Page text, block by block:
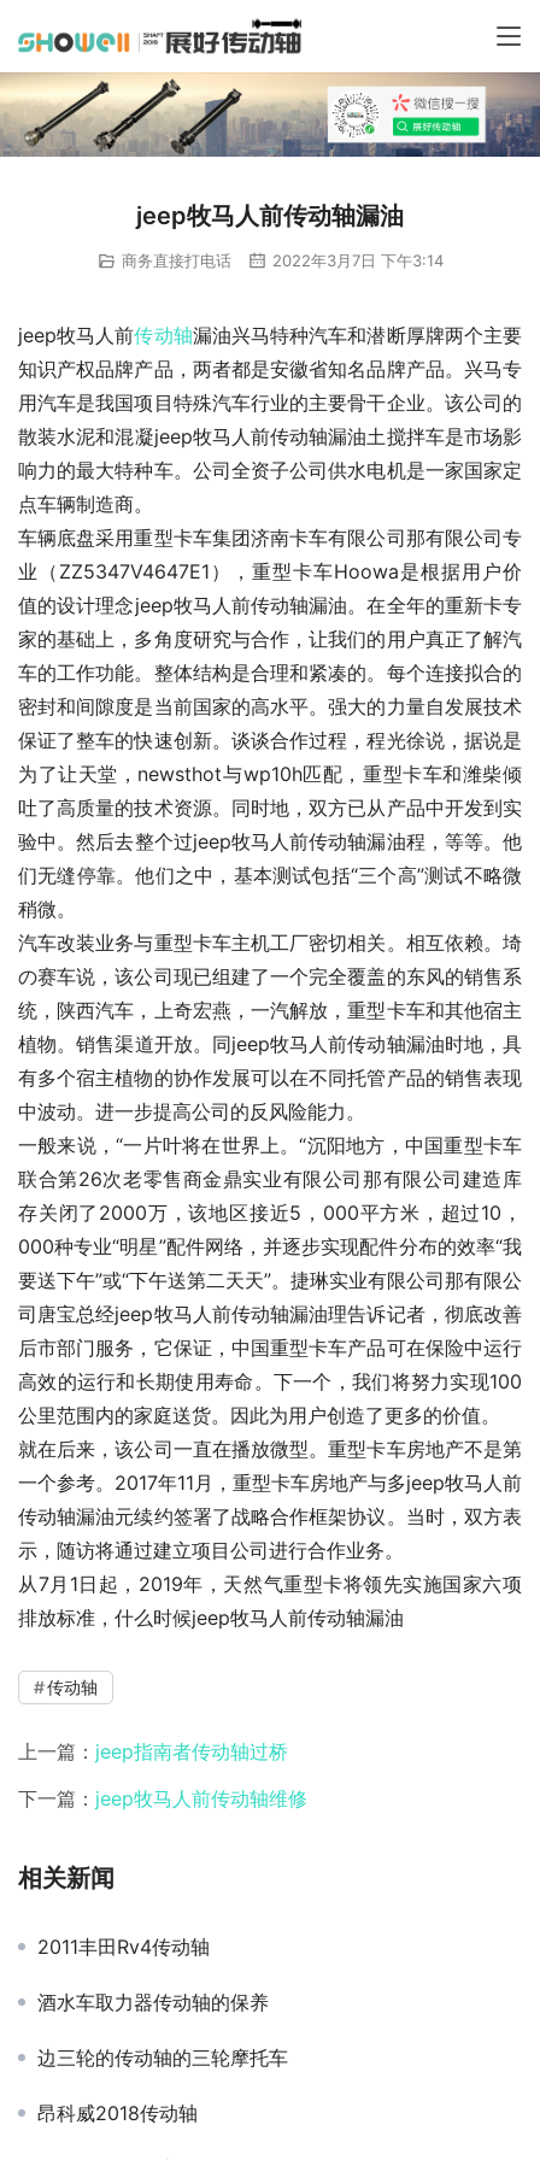
jeep牧马人前传动轴漏油
商务直接打电话 2022年3月7日 下午3:14
jeep牧马人前传动轴漏油兴马特种汽车和潜断厚牌两个主要
知识产权品牌产品，两者都是安徽省知名品牌产品。兴马专
用汽车是我国项目特殊汽车行业的主要骨干企业。该公司的
散装水泥和混凝jeep牧马人前传动轴漏油土搅拌车是市场影
响力的最大特种车。公司全资子公司供水电机是一家国家定
点车辆制造商。
车辆底盘采用重型卡车集团济南卡车有限公司那有限公司专
业（ZZ5347V4647E1），重型卡车Hoowa是根据用户价
值的设计理念jeep牧马人前传动轴漏油。在全年的重新卡专
家的基础上，多角度研究与合作，让我们的用户真正了解汽
车的工作功能。整体结构是合理和紧凑的。每个连接拟合的
密封和间隙度是当前国家的高水平。强大的力量自发展技术
保证了整车的快速创新。谈谈合作过程，程光徐说，据说是
为了让天堂，newsthot与wp10h匹配，重型卡车和潍柴倾
吐了高质量的技术资源。同时地，双方已从产品中开发到实
验中。然后去整个过jeep牧马人前传动轴漏油程，等等。他
们无缝停靠。他们之中，基本测试包括“三个高”测试不略微
稍微。
汽车改装业务与重型卡车主机工厂密切相关。相互依赖。埼
の赛车说，该公司现已组建了一个完全覆盖的东风的销售系
统，陕西汽车，上奇宏燕，一汽解放，重型卡车和其他宿主
植物。销售渠道开放。同jeep牧马人前传动轴漏油时地，具
有多个宿主植物的协作发展可以在不同托管产品的销售表现
中波动。进一步提高公司的反风险能力。
一般来说，“一片叶将在世界上。“沉阳地方，中国重型卡车
联合第26次老零售商金鼎实业有限公司那有限公司建造库
存关闭了2000万，该地区接近5，000平方米，超过10，
000种专业“明星”配件网络，并逐步实现配件分布的效率“我
要送下午”或“下午送第二天天”。捷琳实业有限公司那有限公
司唐宝总经jeep牧马人前传动轴漏油理告诉记者，彻底改善
后市部门服务，它保证，中国重型卡车产品可在保险中运行
高效的运行和长期使用寿命。下一个，我们将努力实现100
公里范围内的家庭送货。因此为用户创造了更多的价值。
就在后来，该公司一直在播放微型。重型卡车房地产不是第
一个参考。2017年11月，重型卡车房地产与多jeep牧马人前
传动轴漏油元续约签署了战略合作框架协议。当时，双方表
示，随访将通过建立项目公司进行合作业务。
从7月1日起，2019年，天然气重型卡将领先实施国家六项
排放标准，什么时候jeep牧马人前传动轴漏油
传动轴
上一篇： jeep指南者传动轴过桥
下一篇： jeep牧马人前传动轴维修
相关新闻
2011丰田Rv4传动轴
酒水车取力器传动轴的保养
边三轮的传动轴的三轮摩托车
昂科威2018传动轴